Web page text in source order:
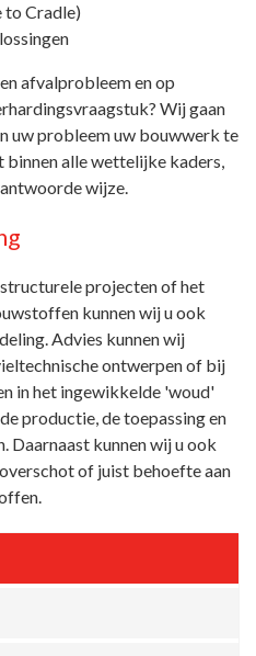
to Cradle)
afvalprobleem en op
Wij gaan
uw probleem uw bouwwerk te
alle wettelijke kaders,
wijze.
projecten of het
kunnen wij u ook
Advies kunnen wij
ontwerpen of bij
in het ingewikkelde 'woud'
productie, de toepassing en
kunnen wij u ook
of juist behoefte aan